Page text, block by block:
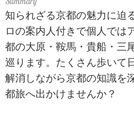
知られざる京都の魅力に迫
ロの案内人付きで個人では
都の大原・鞍馬・貴船・三
巡ります。たくさん歩いて
解消しながら京都の知識を
都旅へ出かけませんか？